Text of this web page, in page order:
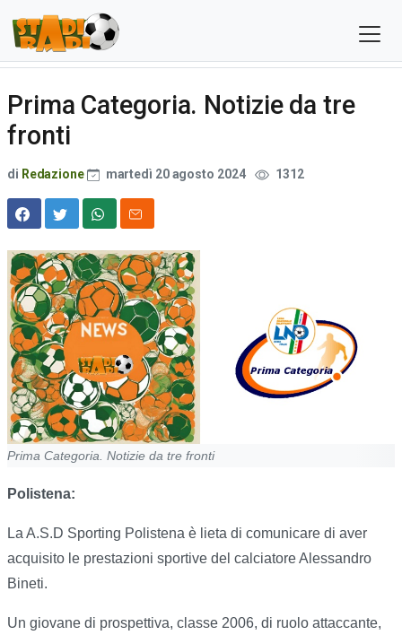
Prima Categoria. Notizie da tre
fronti
di Redazione martedì 20 agosto 2024 1312
Prima Categoria. Notizie da tre fronti
Polistena:
La A.S.D Sporting Polistena è lieta di comunicare di aver
acquisito le prestazioni sportive del calciatore Alessandro
Bineti.
Un giovane di prospettiva, classe 2006, di ruolo attaccante,